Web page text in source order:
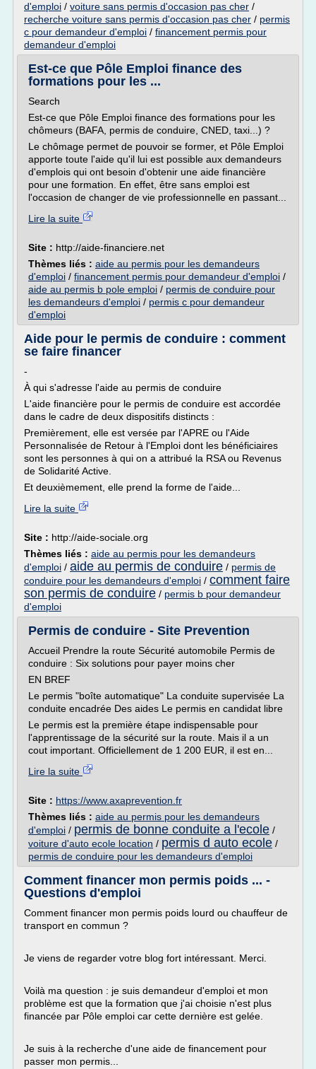
d'emploi / voiture sans permis d'occasion pas cher /
recherche voiture sans permis d'occasion pas cher / permis
c pour demandeur d'emploi / financement permis pour
demandeur d'emploi
Est-ce que Pôle Emploi finance des
formations pour les ...
Search
Est-ce que Pôle Emploi finance des formations pour les
chômeurs (BAFA, permis de conduire, CNED, taxi...) ?
Le chômage permet de pouvoir se former, et Pôle Emploi
apporte toute l'aide qu'il lui est possible aux demandeurs
d'emplois qui ont besoin d'obtenir une aide financière
pour une formation. En effet, être sans emploi est
l'occasion de changer de vie professionnelle en passant...
Lire la suite
Site : http://aide-financiere.net
Thèmes liés : aide au permis pour les demandeurs
d'emploi / financement permis pour demandeur d'emploi /
aide au permis b pole emploi / permis de conduire pour
les demandeurs d'emploi / permis c pour demandeur
d'emploi
Aide pour le permis de conduire : comment
se faire financer
-
À qui s'adresse l'aide au permis de conduire
L'aide financière pour le permis de conduire est accordée
dans le cadre de deux dispositifs distincts :
Premièrement, elle est versée par l'APRE ou l'Aide
Personnalisée de Retour à l'Emploi dont les bénéficiaires
sont les personnes à qui on a attribué la RSA ou Revenus
de Solidarité Active.
Et deuxièmement, elle prend la forme de l'aide...
Lire la suite
Site : http://aide-sociale.org
Thèmes liés : aide au permis pour les demandeurs
d'emploi / aide au permis de conduire / permis de
conduire pour les demandeurs d'emploi / comment faire
son permis de conduire / permis b pour demandeur
d'emploi
Permis de conduire - Site Prevention
Accueil Prendre la route Sécurité automobile Permis de
conduire : Six solutions pour payer moins cher
EN BREF
Le permis "boîte automatique" La conduite supervisée La
conduite encadrée Des aides Le permis en candidat libre
Le permis est la première étape indispensable pour
l'apprentissage de la sécurité sur la route. Mais il a un
cout important. Officiellement de 1 200 EUR, il est en...
Lire la suite
Site : https://www.axaprevention.fr
Thèmes liés : aide au permis pour les demandeurs
d'emploi / permis de bonne conduite a l'ecole /
voiture d'auto ecole location / permis d auto ecole /
permis de conduire pour les demandeurs d'emploi
Comment financer mon permis poids ... -
Questions d'emploi
Comment financer mon permis poids lourd ou chauffeur de
transport en commun ?
Je viens de regarder votre blog fort intéressant. Merci.
Voilà ma question : je suis demandeur d'emploi et mon
problème est que la formation que j'ai choisie n'est plus
financée par Pôle emploi car cette dernière est gelée.
Je suis à la recherche d'une aide de financement pour
passer mon permis...